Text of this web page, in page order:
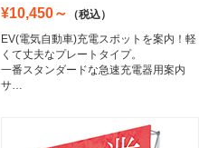
トラスコ中山
Trusco Nakayama
¥10,450～
（税込）
EV(電気自動車)充電スポットを案内！軽
くて丈夫なプレートタイプ。
一番スタンダードな急速充電器用案内
サ…